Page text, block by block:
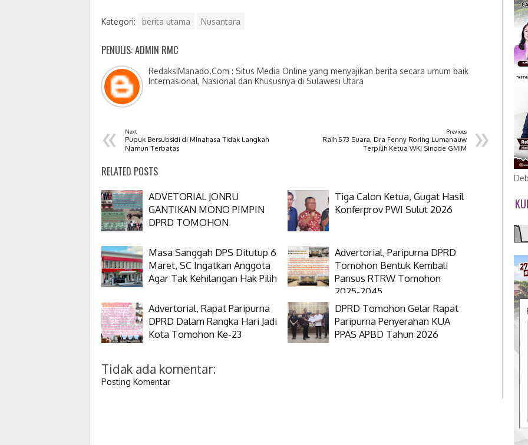
Kategori: berita utama Nusantara
PENULIS: ADMIN RMC
RedaksiManado.Com : Situs Media Online yang menyajikan berita secara umum baik
Internasional, Nasional dan Khususnya di Sulawesi Utara
« Next
Pupuk Bersubsidi di Minahasa Tidak Langkah
Namun Terbatas
»
Previous
Raih 573 Suara, Dra Fenny Roring Lumanauw
Terpilih Ketua WKI Sinode GMIM
RELATED POSTS
ADVETORIAL JONRU
GANTIKAN MONO PIMPIN
DPRD TOMOHON
Tiga Calon Ketua, Gugat Hasil
Konferprov PWI Sulut 2026
Masa Sanggah DPS Ditutup 6
Maret, SC Ingatkan Anggota
Agar Tak Kehilangan Hak Pilih
Advertorial, Paripurna DPRD
Tomohon Bentuk Kembali
Pansus RTRW Tomohon
2025-2045
Advertorial, Rapat Paripurna
DPRD Dalam Rangka Hari Jadi
Kota Tomohon Ke-23
DPRD Tomohon Gelar Rapat
Paripurna Penyerahan KUA
PPAS APBD Tahun 2026
Tidak ada komentar:
Posting Komentar